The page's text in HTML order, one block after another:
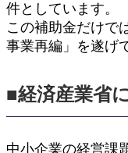
件としています。
この補助金だけで
事業再編」を遂げ
■経済産業省
中小企業の経営課